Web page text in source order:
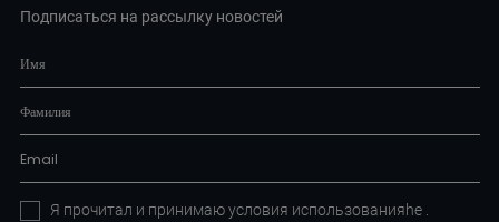
Подписаться на рассылку новостей
Я прочитал и принимаю условия использованияhe .